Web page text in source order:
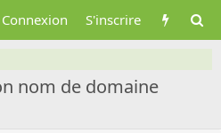
Connexion S'inscrire
nom de domaine